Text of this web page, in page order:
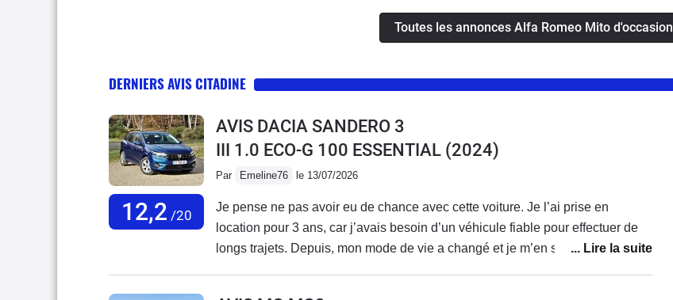
Toutes les annonces Alfa Romeo Mito d'occasion
DERNIERS AVIS CITADINE
12,2 /20
AVIS DACIA SANDERO 3
III 1.0 ECO-G 100 ESSENTIAL (2024)
Par Emeline76 le 13/07/2026
Je pense ne pas avoir eu de chance avec cette voiture. Je l’ai prise en
location pour 3 ans, car j’avais besoin d’un véhicule fiable pour effectuer de
longs trajets. Depuis, mon mode de vie a changé et je m’en sers très peu.